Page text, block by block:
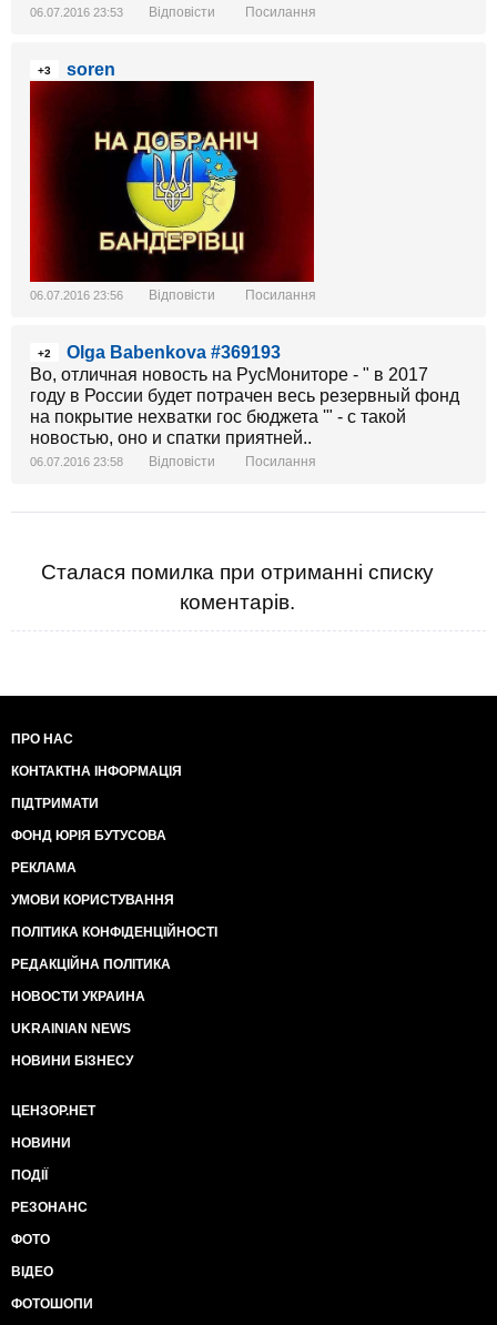
06.07.2016 23:53 Відповісти Посилання
+3 soren
06.07.2016 23:56 Відповісти Посилання
+2
Olga Babenkova #369193
Во, отличная новость на РусМониторе - " в 2017
году в России будет потрачен весь резервный фонд
на покрытие нехватки гос бюджета '" - с такой
новостью, оно и спатки приятней..
06.07.2016 23:58 Відповісти Посилання
Сталася помилка при отриманні списку
коментарів.
ПРО НАС
КОНТАКТНА ІНФОРМАЦІЯ
ПІДТРИМАТИ
ФОНД ЮРІЯ БУТУСОВА
РЕКЛАМА
УМОВИ КОРИСТУВАННЯ
ПОЛІТИКА КОНФІДЕНЦІЙНОСТІ
РЕДАКЦІЙНА ПОЛІТИКА
НОВОСТИ УКРАИНА
UKRAINIAN NEWS
НОВИНИ БІЗНЕСУ
ЦЕНЗОР.НЕТ
НОВИНИ
ПОДІЇ
РЕЗОНАНС
ФОТО
ВІДЕО
ФОТОШОПИ